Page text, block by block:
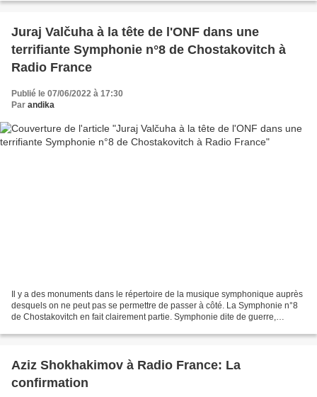
Juraj Valčuha à la tête de l'ONF dans une
terrifiante Symphonie n°8 de Chostakovitch à
Radio France
Publié le 07/06/2022 à 17:30
Par andika
Il y a des monuments dans le répertoire de la musique symphonique auprès
desquels on ne peut pas se permettre de passer à côté. La Symphonie n°8
de Chostakovitch en fait clairement partie. Symphonie dite de guerre,
Aziz Shokhakimov à Radio France: La
confirmation